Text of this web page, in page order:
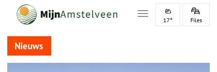
Toggle navigation
17° Files
Nieuws